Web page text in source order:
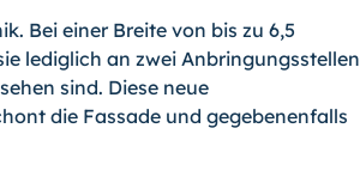
Bei einer Breite von bis zu 6,5
lediglich an zwei Anbringungsstellen
sind. Diese neue
die Fassade und gegebenenfalls